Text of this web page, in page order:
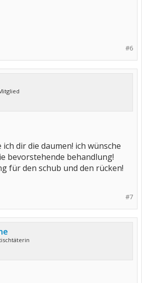
#6
dir die daumen! ich wünsche
bevorstehende behandlung!
für den schub und den rücken!
#7